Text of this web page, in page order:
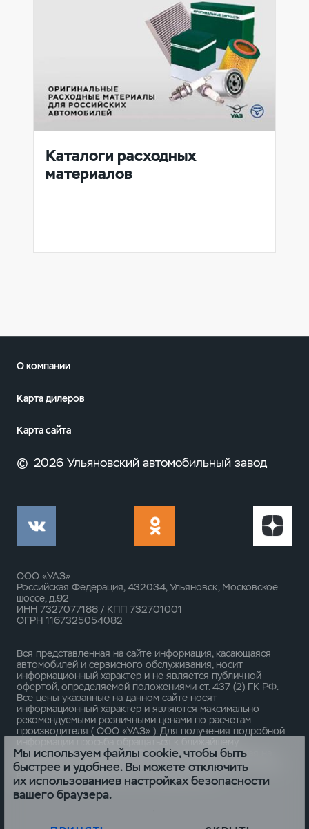
Каталоги расходных
материалов
О компании
Карта дилеров
Карта сайта
© 2026 Ульяновский автомобильный завод
ООО «УАЗ»
Российская Федерация, 432034, Ульяновск, Московское
шоссе, д.92
ИНН 7327077188 / КПП 732701001
ОГРН 1167325054082
Вся представленная на сайте информация, касающаяся
автомобилей и сервисного обслуживания, носит
информационный характер и не является публичной
офертой, определяемой положениями ст. 437 (2) ГК РФ.
Все цены указанные на данном сайте носят
информационный характер и являются максимально
рекомендуемыми розничными ценами по расчетам
производителя ( ООО «УАЗ» ). Для получения подробной
официальному дилеру ООО «УАЗ» . Опубликованная на
данном сайте информация может быть изменена в любое
время без предварительного уведомления.
Мы используем файлы cookie, чтобы быть
быстрее и удобнее. Вы можете отключить
их использованиев настройках безопасности
вашего браузера.